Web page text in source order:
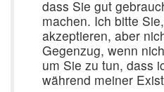
dass Sie gut
machen. Ich bitte
akzeptieren, aber
Gegenzug, wenn
um Sie zu tun, dass
während meiner